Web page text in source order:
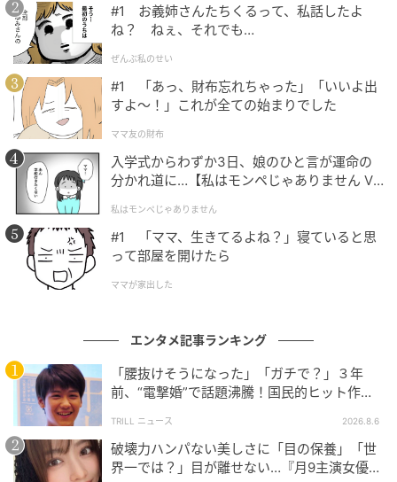
Courtesy Instagram @Meghan
夫妻は子供たちのプライバシーを徹底しており、今回
の写真も顔が写らない後ろ姿が中心。先日、アーチー
王子の誕生日にも写真を公開したばかりだが、これも
自身のSNSを通じたコントロールされた露出といえそ
う。2人の子どもたちを公の場にほとんど出さない方針
を維持しつつも、SNSを介して時折その様子を公開
し、世間の関心を繋ぎ止めている。
#1 お義姉さんたちくるって、私話したよ
ね？ ねぇ、それでも…
ぜんぶ私のせい
#1 「あっ、財布忘れちゃった」「いいよ出
すよ〜！」これが全ての始まりでした
ママ友の財布
入学式からわずか3日、娘のひと言が運命の
分かれ道に…【私はモンペじゃありません Vo
私はモンペじゃありません
#1 「ママ、生きてるよね？」寝ていると思
って部屋を開けたら
ママが家出した
エンタメ記事ランキング
「腰抜けそうになった」「ガチで？」３年
前、“電撃婚”で話題沸騰！国民的ヒット作
TRILL ニュース 2026.8.6
破壊力ハンパない美しさに「目の保養」「世
界一では？」目が離せない…『月9主演女優